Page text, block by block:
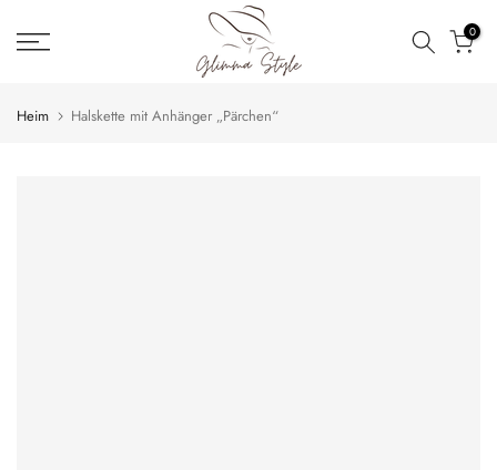
Inhalt
0
Heim Halskette mit Anhänger „Pärchen“